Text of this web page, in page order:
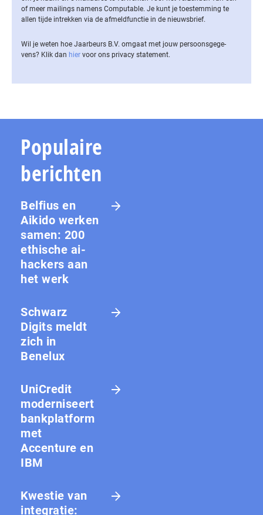
of meer mailings namens Computable. Je kunt je toestemming te
allen tijde intrekken via de af­meld­func­tie in de nieuwsbrief.
Wil je weten hoe Jaarbeurs B.V. omgaat met jouw per­soons­ge­ge­
vens? Klik dan hier voor ons privacy statement.
Populaire
berichten
Belfius en
Aikido werken
samen: 200
ethische ai-
hackers aan
het werk
Schwarz
Digits meldt
zich in
Benelux
UniCredit
moderniseert
bankplatform
met
Accenture en
IBM
Kwestie van
integratie: